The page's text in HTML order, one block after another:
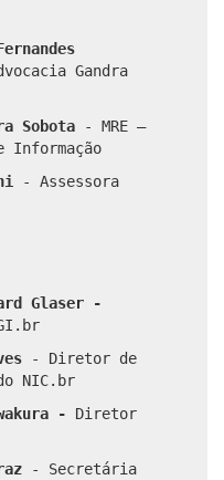
Gandra
Sobota
- MRE –
Informação
- Assessora
Glaser -
- Diretor de
NIC.br
- Diretor
- Secretária